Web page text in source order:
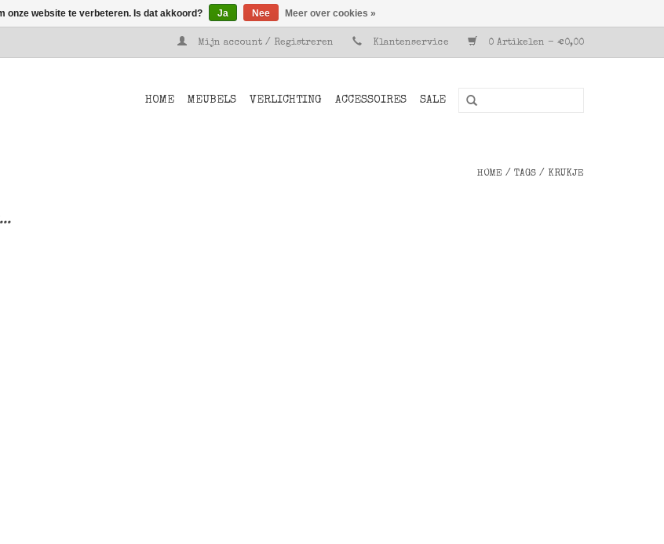
Mijn account / Registreren Klantenservice 0 Artikelen - €0,00
HOME MEUBELS VERLICHTING ACCESSOIRES SALE
HOME / TAGS / KRUKJE
onze website te verbeteren. Is dat akkoord? Ja Nee Meer over cookies »